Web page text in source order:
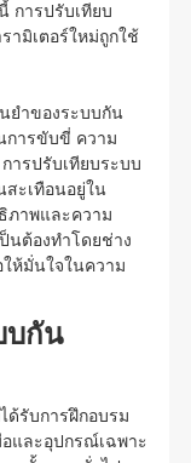
การปรับเทียบ
ามิเตอร์ใหม่ถูกใช้
ยำของระบบกัน
การขับขี่ ความ
ารปรับเทียบระบบ
ะเทือนอยู่ใน
ภาพและความ
นต้องทำโดยช่าง
ให้มั่นใจในความ
บกัน
ด้รับการฝึกอบรม
อและอุปกรณ์เฉพาะ